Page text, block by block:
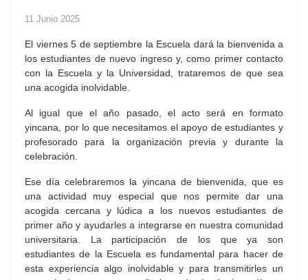
11 Junio 2025
El viernes 5 de septiembre la Escuela dará la bienvenida a
los estudiantes de nuevo ingreso y, como primer contacto
con la Escuela y la Universidad, trataremos de que sea
una acogida inolvidable.
Al igual que el año pasado, el acto será en formato
yincana, por lo que necesitamos el apoyo de estudiantes y
profesorado para la organización previa y durante la
celebración.
Ese día celebraremos la yincana de bienvenida, que es
una actividad muy especial que nos permite dar una
acogida cercana y lúdica a los nuevos estudiantes de
primer año y ayudarles a integrarse en nuestra comunidad
universitaria. La participación de los que ya son
estudiantes de la Escuela es fundamental para hacer de
esta experiencia algo inolvidable y para transmitirles un